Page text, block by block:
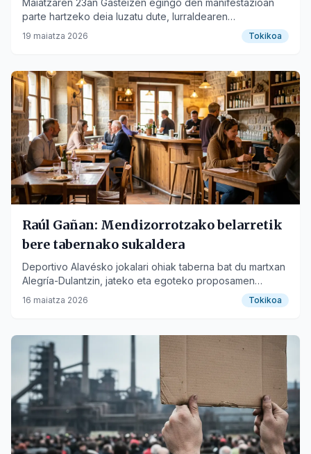
Maiatzaren 23an Gasteizen egingo den manifestazioan
parte hartzeko deia luzatu dute, lurraldearen
espekulazioaren aurka.
19 maiatza 2026 Tokikoa
Raúl Gañan: Mendizorrotzako belarretik
bere tabernako sukaldera
Deportivo Alavésko jokalari ohiak taberna bat du martxan
Alegría-Dulantzin, jateko eta egoteko proposamen
sinplearekin.
16 maiatza 2026 Tokikoa